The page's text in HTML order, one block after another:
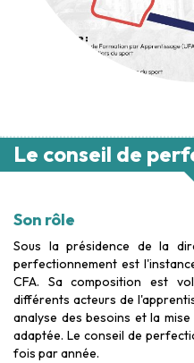
Le conseil de
Son rôle
Sous la présidence de la
perfectionnement est
CFA. Sa composition est
différents acteurs de
analyse des besoins et la
adaptée. Le conseil de
fois par année.